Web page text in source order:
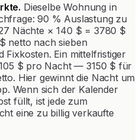
Dieselbe Wohnung in
90 % Auslastung zu
Nächte × 140 $ = 3780 $
netto nach sieben
Fixkosten. Ein mittelfristiger
$ pro Nacht — 3150 $ für
Hier gewinnt die Nacht um
Wenn sich der Kalender
füllt, ist jede zum
eine zu billig verkaufte